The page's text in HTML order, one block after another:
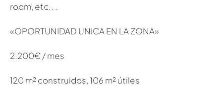
room, etc.. .
«OPORTUNIDAD UNICA EN LA ZONA»
2.200€ / mes
120 m² construidos, 106 m² útiles